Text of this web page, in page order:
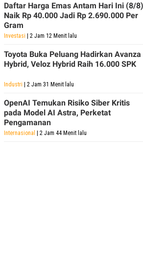
Daftar Harga Emas Antam Hari Ini (8/
Naik Rp 40.000 Jadi Rp 2.690.000 Per
Gram
Investasi | 2 Jam 12 Menit lalu
Toyota Buka Peluang Hadirkan Avanza
Hybrid, Veloz Hybrid Raih 16.000 SPK
Industri | 2 Jam 31 Menit lalu
OpenAI Temukan Risiko Siber Kritis
pada Model AI Astra, Perketat
Pengamanan
Internasional | 2 Jam 44 Menit lalu